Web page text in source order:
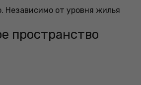
Независимо от уровня жилья
пространство